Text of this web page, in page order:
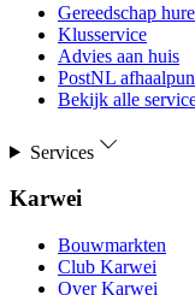
Gereedschap
Klusservice
Advies aan huis
PostNL
Bekijk alle
Services
Karwei
Bouwmarkten
Club Karwei
Over Karwei